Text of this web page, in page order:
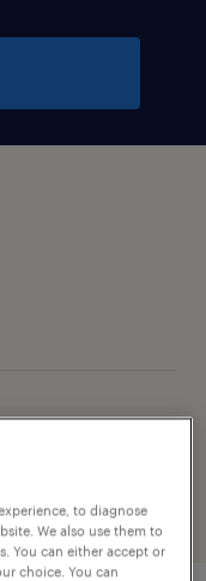
to diagnose
We also use them to
You can either accept or
choice. You can